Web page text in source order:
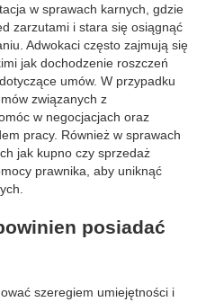
w sprawach karnych, gdzie
zarzutami i stara się osiągnąć
Adwokaci często zajmują się
jak dochodzenie roszczeń
umów. W przypadku
związanych z
w negocjacjach oraz
pracy. Również w sprawach
jak kupno czy sprzedaż
prawnika, aby uniknąć
posiadać
szeregiem umiejętności i